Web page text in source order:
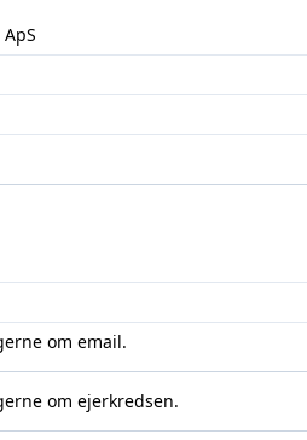
om email.
om ejerkredsen.